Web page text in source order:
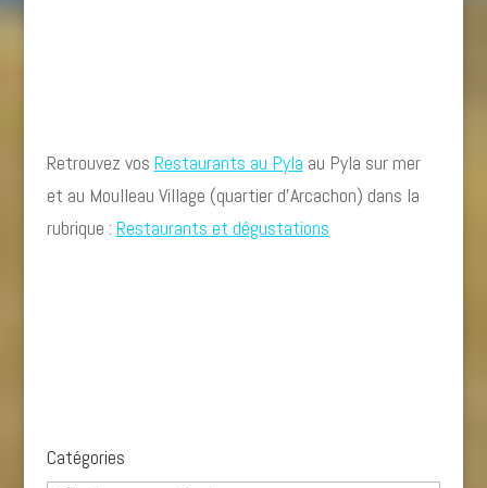
Retrouvez vos Restaurants au Pyla au Pyla sur mer
et au Moulleau Village (quartier d’Arcachon) dans la
rubrique : Restaurants et dégustations
Catégories